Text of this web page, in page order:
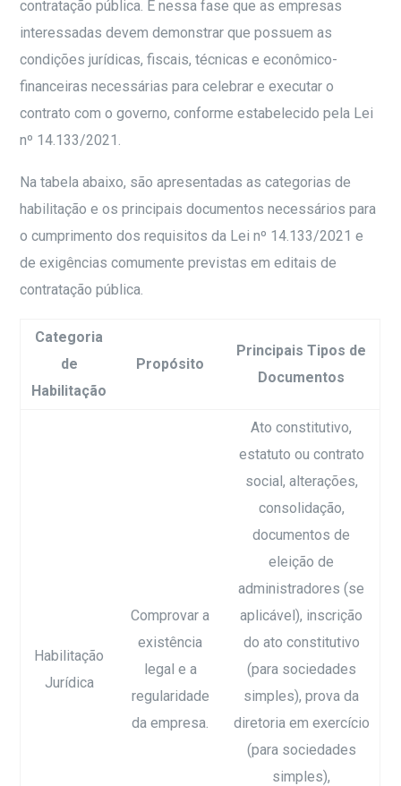
contratação pública. É nessa fase que as empresas
interessadas devem demonstrar que possuem as
condições jurídicas, fiscais, técnicas e econômico-
financeiras necessárias para celebrar e executar o
contrato com o governo, conforme estabelecido pela Lei
nº 14.133/2021.
Na tabela abaixo, são apresentadas as categorias de
habilitação e os principais documentos necessários para
o cumprimento dos requisitos da Lei nº 14.133/2021 e
de exigências comumente previstas em editais de
contratação pública.
Categoria
de
Habilitação
Propósito
Principais Tipos de
Documentos
Habilitação
Jurídica
Comprovar a
existência
legal e a
regularidade
da empresa.
Ato constitutivo,
estatuto ou contrato
social, alterações,
consolidação,
documentos de
eleição de
administradores (se
aplicável), inscrição
do ato constitutivo
(para sociedades
simples), prova da
diretoria em exercício
(para sociedades
simples),